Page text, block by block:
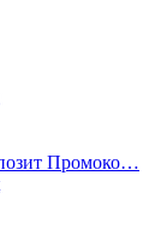
Промоко…